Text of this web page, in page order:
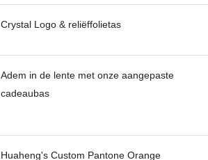
Crystal Logo & reliëffolietas
Adem in de lente met onze aangepaste
cadeaubas
Huaheng's Custom Pantone Orange